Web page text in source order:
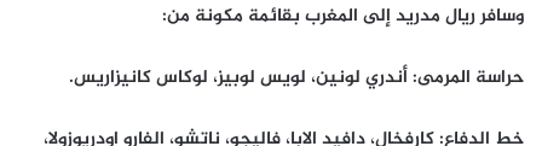
وسافر ريال مدريد إلى المغرب بقائمة مكونة من:
حراسة المرمى: أندري لونين، لويس لوبيز، لوكاس كانيزاريس.
خط الدفاع: كارفخال، دافيد الابا، فاليجو، ناتشو، الفارو اودريوزولا،